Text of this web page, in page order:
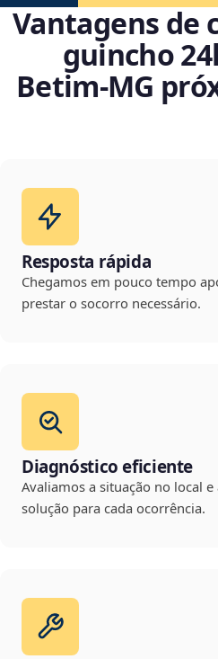
Vantagens de
guincho
Betim‑MG
Resposta rápida
Chegamos em pouco tempo
prestar o socorro necessário.
Diagnóstico eficiente
Avaliamos a situação no local
solução para cada ocorrência.